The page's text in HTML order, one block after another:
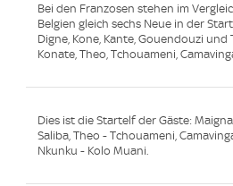
Bei den Franzosen stehen im
Belgien gleich sechs Neue in der
Digne, Kone, Kante, Gouendouzi
Konate, Theo, Tchouameni,
Dies ist die Startelf der Gäste:
Saliba, Theo - Tchouameni,
Nkunku - Kolo Muani.